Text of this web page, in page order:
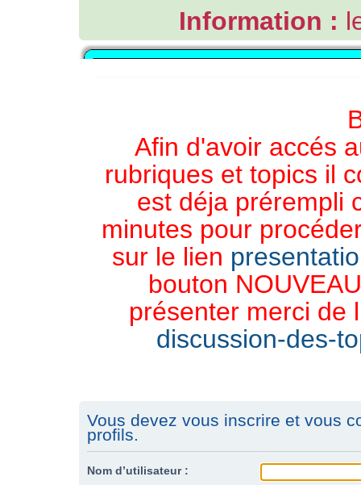
Information :
Afin d'avoir accés
rubriques et topics il
est déja prérempli
minutes pour
sur le lien
bouton
présenter merci de
discussion-des-
Vous devez vous inscrire et vous
profils.
Nom d’utilisateur :